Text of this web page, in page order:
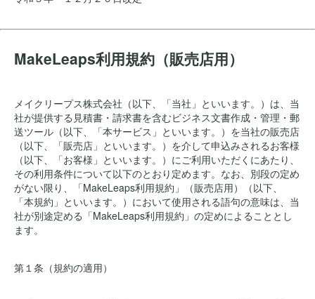
MakeLeaps利用規約（販売店用）
メイクリープス株式会社（以下、「当社」といいます。）は、当
社が提供する見積書・請求書を含むビジネス文書作成・管理・郵
送ツール（以下、「本サービス」といいます。）を当社の販売店
（以下、「販売店」といいます。）を介して申込みされるお客様
（以下、「お客様」といいます。）にご利用いただくにあたり、
その利用条件について以下のとおり定めます。なお、別段の定め
がない限り、「MakeLeaps利用規約」（販売店用）（以下、
「本規約」といいます。）において使用される語句の意味は、当
社が別途定める「MakeLeaps利用規約」の定めによることとし
ます。
第１条（規約の適用）